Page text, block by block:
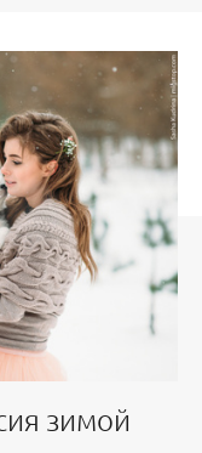
зимой